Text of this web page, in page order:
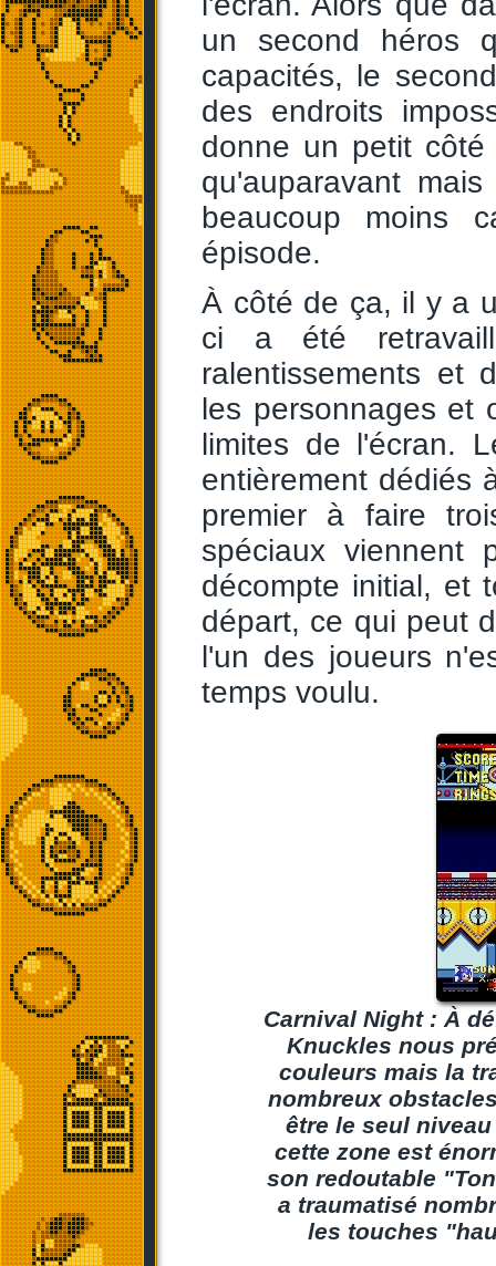
un second héros
capacités, le
des endroits
donne un petit
qu'auparavant
beaucoup moins
épisode.
À côté de ça, il y a
ci a été
ralentissements et
les personnages et
limites de l'écran.
entièrement dédiés
premier à faire
spéciaux
décompte initial, et
départ, ce qui peut
l'un des joueurs
temps voulu.
Carnival Night : À
Knuckles nous
couleurs mais la
nombreux
être le seul
cette zone est
son redoutable
a traumatisé
les touches